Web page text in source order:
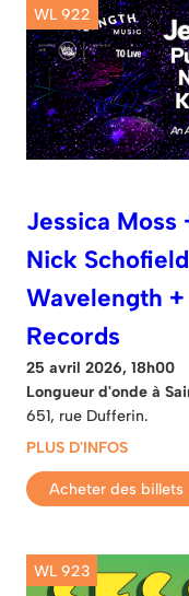
WL 922
Jessica Moss
Nick
Wavelength
Records
25 avril 2026, 18h00
Longueur d'onde à
651, rue Dufferin.
PLUS D'INFOS
Acheter des billets
WL 923